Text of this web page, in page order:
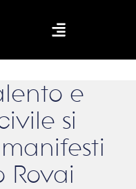
e
si
Rovai